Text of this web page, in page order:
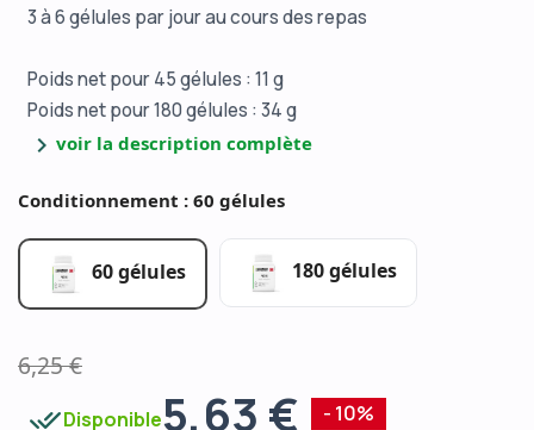
3 à 6 gélules par jour au cours des repas
Poids net pour 45 gélules : 11 g
Poids net pour 180 gélules : 34 g
chevron_right voir la description complète
Conditionnement : 60 gélules
60 gélules 180 gélules
6,25 €
done_allDisponible5,63 € - 10%